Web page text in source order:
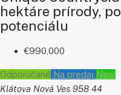
hektáre prírody,
potenciálu
€990,000
Odporúčané Na predaj New
Klátova Nová Ves 958 44